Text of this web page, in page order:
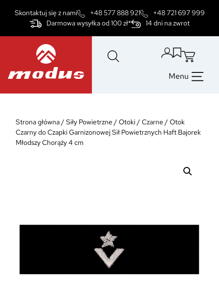
Skontaktuj się z nami +48 577 888 921
+48 721 697 999
Darmowa wysyłka od 100 zł*
14 dni na zwrot
Menu
Strona główna/ Siły Powietrzne / Otoki/ Czarne / Otok
Czarny do Czapki Garnizonowej Sił Powietrznych Haft Bajorek
Młodszy Chorąży 4 cm